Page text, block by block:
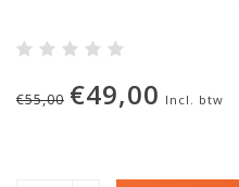
€55,00 €49,00 Incl. btw